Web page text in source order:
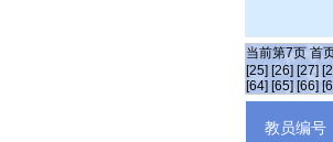
当前第7页 首
[25] [26] [27]
[64] [65] [66]
教员编号